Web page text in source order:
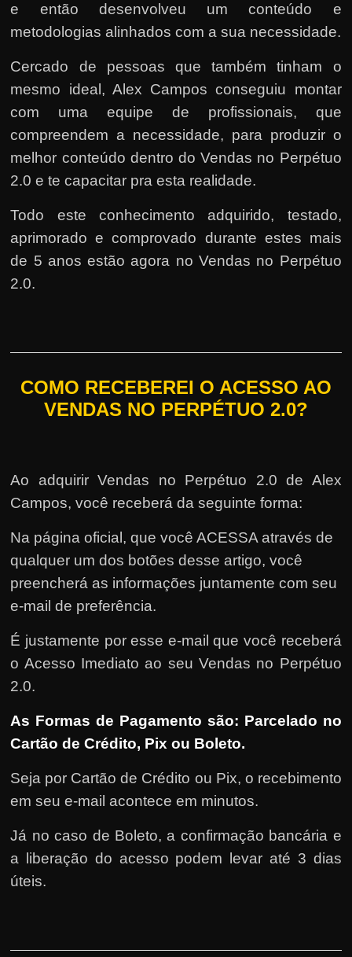
e então desenvolveu um conteúdo e
metodologias alinhados com a sua necessidade.
Cercado de pessoas que também tinham o
mesmo ideal, Alex Campos conseguiu montar
com uma equipe de profissionais, que
compreendem a necessidade, para produzir o
melhor conteúdo dentro do Vendas no Perpétuo
2.0 e te capacitar pra esta realidade.
Todo este conhecimento adquirido, testado,
aprimorado e comprovado durante estes mais
de 5 anos estão agora no Vendas no Perpétuo
2.0.
COMO RECEBEREI O ACESSO AO
VENDAS NO PERPÉTUO 2.0?
Ao adquirir Vendas no Perpétuo 2.0 de Alex
Campos, você receberá da seguinte forma:
Na página oficial, que você ACESSA através de
qualquer um dos botões desse artigo, você
preencherá as informações juntamente com seu
e-mail de preferência.
É justamente por esse e-mail que você receberá
o Acesso Imediato ao seu Vendas no Perpétuo
2.0.
As Formas de Pagamento são: Parcelado no
Cartão de Crédito, Pix ou Boleto.
Seja por Cartão de Crédito ou Pix, o recebimento
em seu e-mail acontece em minutos.
Já no caso de Boleto, a confirmação bancária e
a liberação do acesso podem levar até 3 dias
úteis.